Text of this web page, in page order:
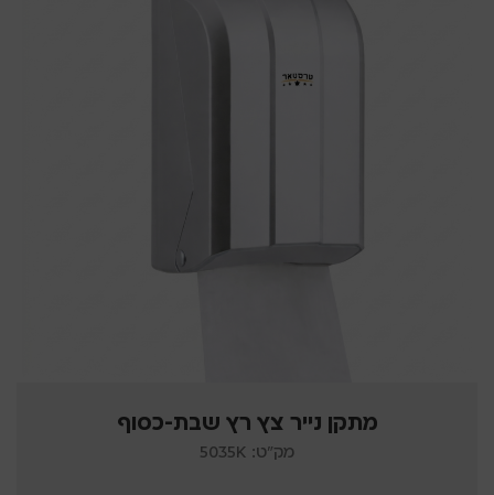
מתקן נייר צץ רץ שבת-כסוף
מק"ט: 5035K